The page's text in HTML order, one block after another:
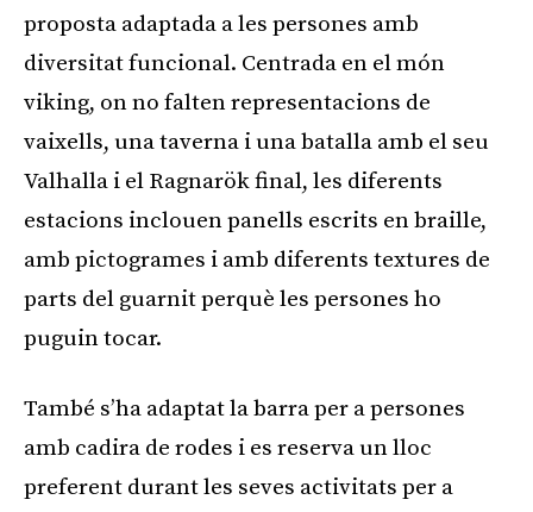
proposta adaptada a les persones amb
diversitat funcional. Centrada en el món
viking, on no falten representacions de
vaixells, una taverna i una batalla amb el seu
Valhalla i el Ragnarök final, les diferents
estacions inclouen panells escrits en braille,
amb pictogrames i amb diferents textures de
parts del guarnit perquè les persones ho
puguin tocar.
També s’ha adaptat la barra per a persones
amb cadira de rodes i es reserva un lloc
preferent durant les seves activitats per a